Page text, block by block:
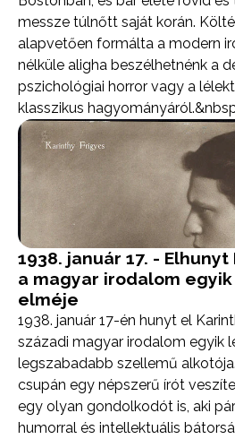
messze túlnőtt saját korán.
alapvetően formálta a modern
nélküle aligha beszélhetnénk a
pszichológiai horror vagy a
klasszikus
1938. január 17. -
a magyar irodalom
elméje
1938. január 17-én hunyt el
századi magyar irodalom egyik
legszabadabb szellemű
csupán egy népszerű írót
egy olyan gondolkodót is, aki
humorral és intellektuális